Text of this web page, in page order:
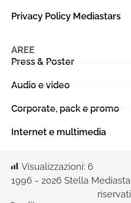
Privacy Policy Mediastars
AREE
Press & Poster
Audio e video
Corporate, pack e promo
Internet e multimedia
Visualizzazioni: 6
1996 - 2026 Stella
riservati